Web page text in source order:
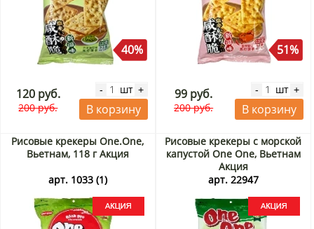
40%
120 руб.
200 руб.
- шт +
В корзину
51%
99 руб.
200 руб.
- шт +
В корзину
Рисовые крекеры One.One,
Вьетнам, 118 г Акция
арт. 1033 (1)
Рисовые крекеры с морской
капустой One One, Вьетнам
Акция
арт. 22947